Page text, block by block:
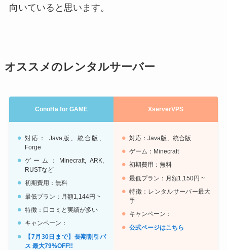
向いていると思います。
オススメのレンタルサーバー
ConoHa for GAME XserverVPS
対応： Java版、統合版、
Forge
ゲーム：Minecraft, ARK,
RUSTなど
初期費用：無料
最低プラン：月額1,144円 ~
特徴：口コミと実績が多い
キャンペーン：
【7月30日まで】長期割引パ
ス 最大79%OFF!!
対応：Java版、統合版
ゲーム：Minecraft
初期費用：無料
最低プラン：月額1,150円 ~
特徴：レンタルサーバー最大
手
キャンペーン：
公式ページはこちら